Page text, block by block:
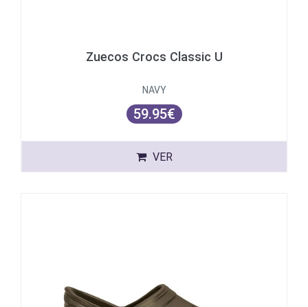
Zuecos Crocs Classic U
NAVY
59.95€
VER